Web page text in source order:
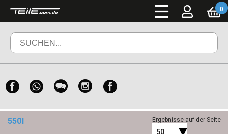
0
550I Ergebnisse auf der Seite
50